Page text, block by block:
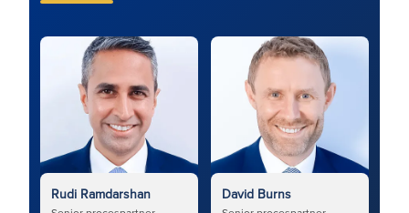
Rudi Ramdarshan David Burns